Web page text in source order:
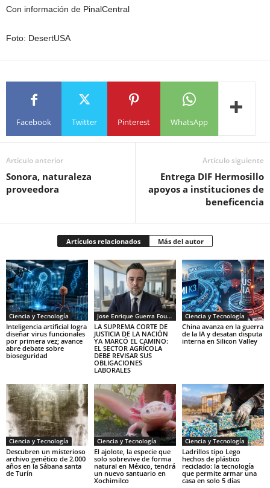
Con información de PinalCentral
Foto: DesertUSA
Facebook Twitter Pinterest WhatsApp
Artículo anterior
Sonora, naturaleza
proveedora
Artículo siguiente
Entrega DIF Hermosillo
apoyos a instituciones de
beneficencia
Artículos relacionados Más del autor
Ciencia y Tecnología
Inteligencia artificial logra
diseñar virus funcionales
por primera vez; avance
abre debate sobre
bioseguridad
Jose Enrique Guerra Fourcade
LA SUPREMA CORTE DE
JUSTICIA DE LA NACIÓN
YA MARCÓ EL CAMINO:
EL SECTOR AGRÍCOLA
DEBE REVISAR SUS
OBLIGACIONES
LABORALES
Ciencia y Tecnología
China avanza en la guerra
de la IA y desatan disputa
interna en Silicon Valley
Ciencia y Tecnología
Descubren un misterioso
archivo genético de 2.000
años en la Sábana santa
de Turín
Ciencia y Tecnología
El ajolote, la especie que
solo sobrevive de forma
natural en México, tendrá
un nuevo santuario en
Xochimilco
Ciencia y Tecnología
Ladrillos tipo Lego
hechos de plástico
reciclado: la tecnología
que permite armar una
casa en solo 5 días